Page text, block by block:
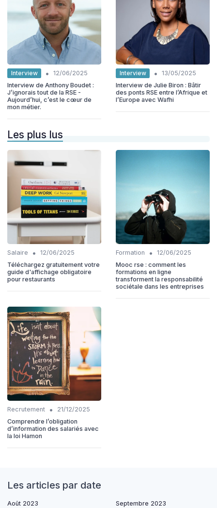
Interview •
12/06/2025
Interview de Anthony Boudet :
J’ignorais tout de la RSE -
Aujourd’hui, c’est le cœur de
mon métier.
Interview •
13/05/2025
Interview de Julie Biron : Bâtir
des ponts RSE entre l’Afrique et
l’Europe avec Wafhi
Les plus lus
Salaire •
12/06/2025
Téléchargez gratuitement votre
guide d'affichage obligatoire
pour restaurants
Formation •
12/06/2025
Mooc rse : comment les
formations en ligne
transforment la responsabilité
sociétale dans les entreprises
Recrutement •
21/12/2025
Comprendre l’obligation
d’information des salariés avec
la loi Hamon
Les articles par date
Août 2023
Septembre 2023